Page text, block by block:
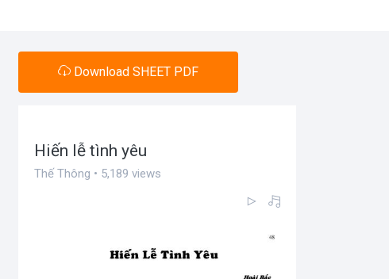
Download SHEET PDF
Hiến lễ tình yêu
Thế Thông • 5,189 views